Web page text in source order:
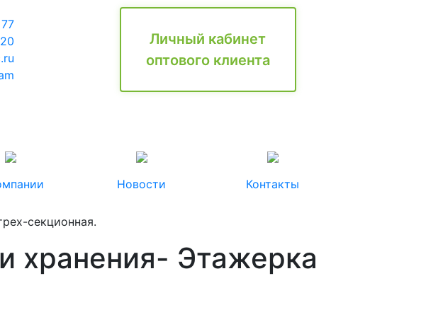
Личный кабинет
оптового клиента
Новости Контакты
секционная.
хранения- Этажерка